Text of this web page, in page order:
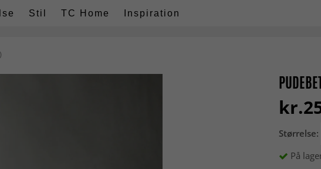
Stil TC Home Inspiration
Størrelse:
På